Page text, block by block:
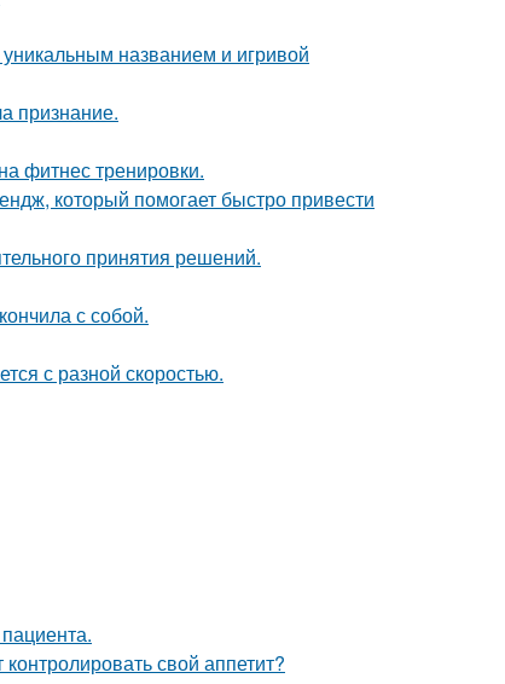
названием и игривой
признание.
фитнес тренировки.
который помогает быстро привести
принятия решений.
с собой.
с разной скоростью.
свой аппетит?